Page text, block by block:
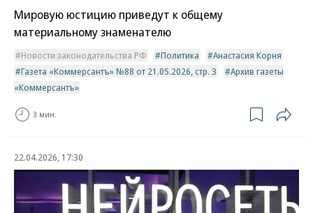
Мировую юстицию приведут к общему
материальному знаменателю
Новости законодательства РФ Политика
Анастасия Корня
Газета «Коммерсантъ» №88 от 21.05.2026, стр. 3
Архив газеты
«Коммерсантъ»
3 мин.
22.04.2026, 17:30